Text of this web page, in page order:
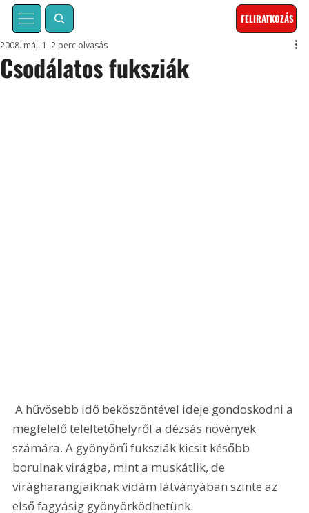
FELIRATKOZÁS
Csodálatos fuksziák
2008. máj. 1. 2 perc olvasás
A hűvösebb idő beköszöntével ideje gondoskodni a
megfelelő teleltetőhelyről a dézsás növények
számára. A gyönyörű fuksziák kicsit később
borulnak virágba, mint a muskátlik, de
virágharangjaiknak vidám látványában szinte az
első fagyásig gyönyörködhetünk.